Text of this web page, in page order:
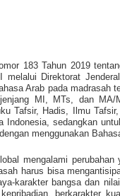
183 Tahun 2019
Direktorat
Arab pada madrasah
MI, MTs, dan MA/
Tafsir, Hadis, Ilmu
Indonesia, sedangkan
menggunakan
mengalami perubahan
harus bisa
karakter bangsa dan
berkarakter